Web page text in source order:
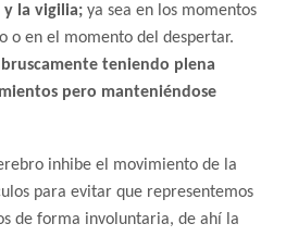
y la vigilia; ya sea en los momentos
o en el momento del despertar.
teniendo plena
pero manteniéndose
inhibe el movimiento de la
para evitar que representemos
de forma involuntaria, de ahí la